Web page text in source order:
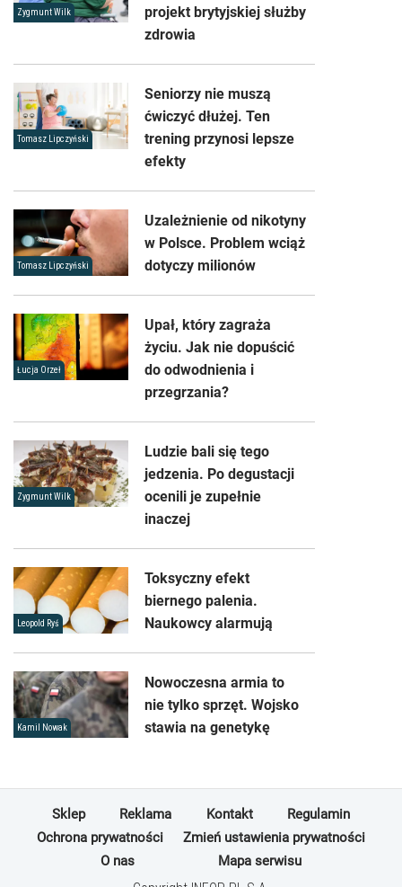
Zygmunt Wilk
projekt brytyjskiej służby
zdrowia
Tomasz Lipczyński
Seniorzy nie muszą
ćwiczyć dłużej. Ten
trening przynosi lepsze
efekty
Tomasz Lipczyński
Uzależnienie od nikotyny
w Polsce. Problem wciąż
dotyczy milionów
Łucja Orzeł
Upał, który zagraża
życiu. Jak nie dopuścić
do odwodnienia i
przegrzania?
Zygmunt Wilk
Ludzie bali się tego
jedzenia. Po degustacji
ocenili je zupełnie
inaczej
Leopold Ryś
Toksyczny efekt
biernego palenia.
Naukowcy alarmują
Kamil Nowak
Nowoczesna armia to
nie tylko sprzęt. Wojsko
stawia na genetykę
Sklep Reklama Kontakt
Regulamin
Ochrona prywatności
Zmień ustawienia prywatności
O nas
Mapa serwisu